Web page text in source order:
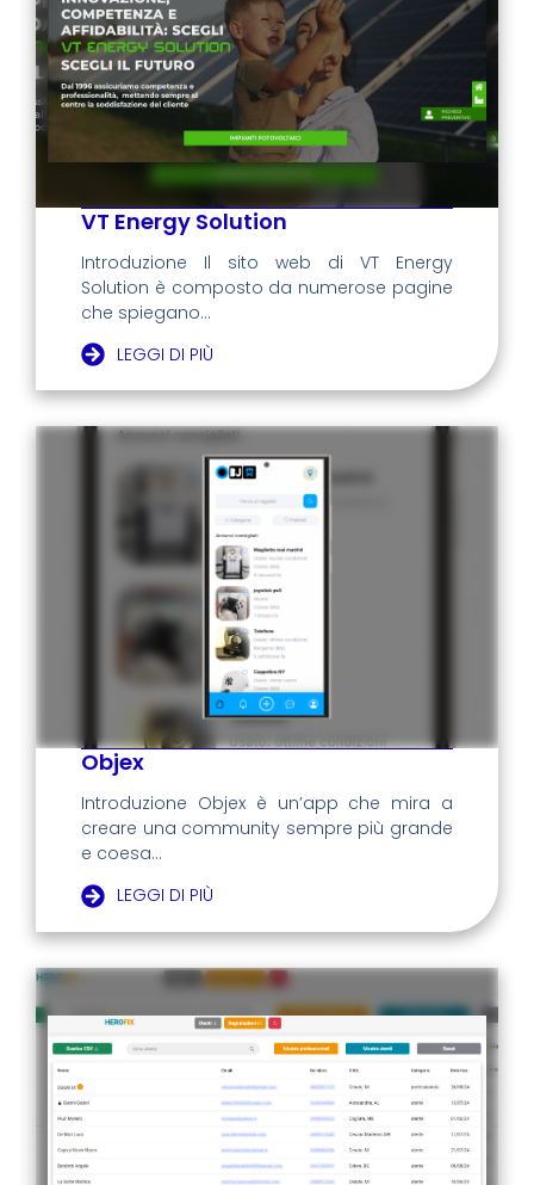
VT Energy Solution
Introduzione Il sito web di VT Energy
Solution è composto da numerose pagine
che spiegano...
LEGGI DI PIÙ
Objex
Introduzione Objex è un’app che mira a
creare una community sempre più grande
e coesa...
LEGGI DI PIÙ